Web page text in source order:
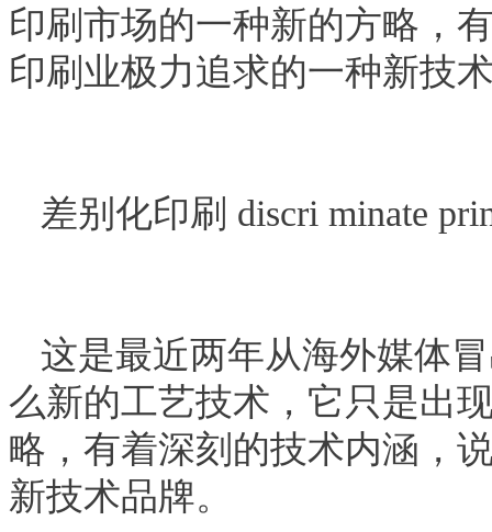
印刷市场的一种新的方略，
印刷业极力追求的一种新技
差别化印刷 discri minate
这是最近两年从海外媒体
么新的工艺技术，它只是出
略，有着深刻的技术内涵，
新技术品牌。